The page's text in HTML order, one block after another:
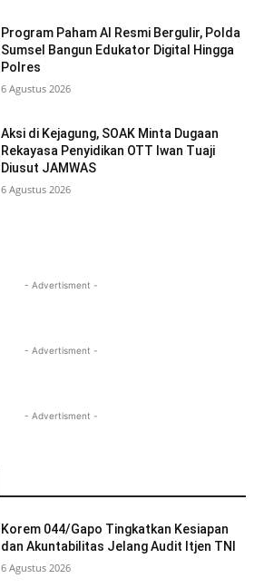
Program Paham AI Resmi Bergulir, Polda
Sumsel Bangun Edukator Digital Hingga
Polres
6 Agustus 2026
Aksi di Kejagung, SOAK Minta Dugaan
Rekayasa Penyidikan OTT Iwan Tuaji
Diusut JAMWAS
6 Agustus 2026
- Advertisment -
- Advertisment -
- Advertisment -
Korem 044/Gapo Tingkatkan Kesiapan
dan Akuntabilitas Jelang Audit Itjen TNI
6 Agustus 2026